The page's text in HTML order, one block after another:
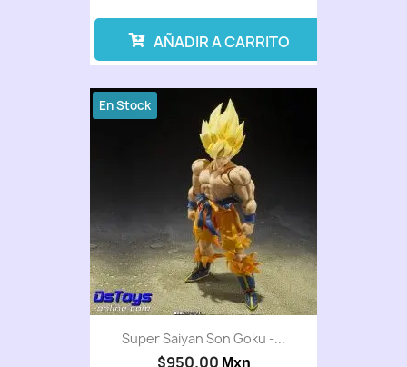
AÑADIR A CARRITO
Super Saiyan Son Goku -...
$950.00 Mxn
En Stock